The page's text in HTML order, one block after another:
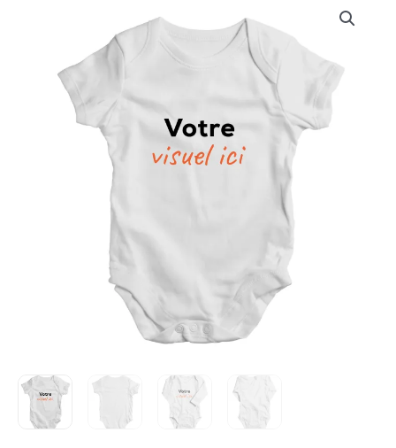
Body
grenouillère